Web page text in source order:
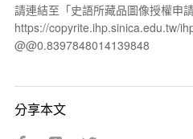
請連結至「史語所藏品圖像授權申
https://copyrite.ihp.sinica.edu.tw/
@@0.8397848014139848
分享本文